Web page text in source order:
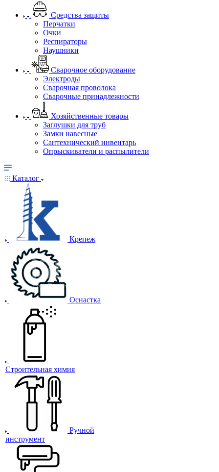
Средства защиты
Перчатки
Очки
Респираторы
Наушники
Сварочное оборудование
Электроды
Сварочная проволока
Сварочные принадлежности
Хозяйственные товары
Заглушки для труб
Замки навесные
Сантехнический инвентарь
Опрыскиватели и распылители
Каталог
Крепеж
Оснастка
Строительная химия
Ручной
инструмент